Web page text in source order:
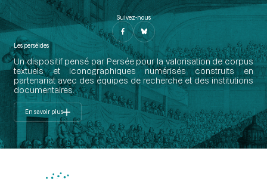
Suivez-nous
Les perséides
Un dispositif pensé par Persée pour la valorisation de corpus
textuels et iconographiques numérisés construits en
partenariat avec des équipes de recherche et des institutions
documentaires.
En savoir plus